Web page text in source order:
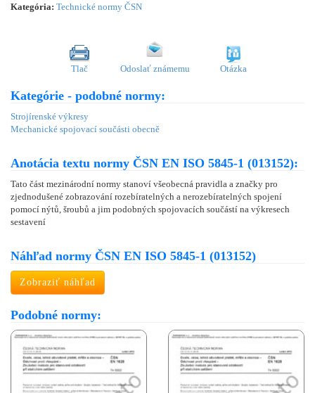
Kategória: Technické normy ČSN
Tlač Odoslať známemu Otázka
Kategórie - podobné normy:
Strojírenské výkresy
Mechanické spojovací součásti obecně
Anotácia textu normy ČSN EN ISO 5845-1 (013152):
Tato část mezinárodní normy stanoví všeobecná pravidla a značky pro
zjednodušené zobrazování rozebíratelných a nerozebíratelných spojení
pomocí nýtů, šroubů a jim podobných spojovacích součástí na výkresech
sestavení
Náhľad normy ČSN EN ISO 5845-1 (013152)
Zobraziť náhľad
Podobné normy: